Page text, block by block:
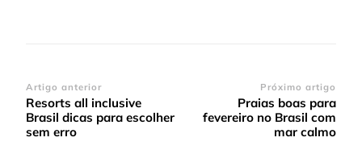
Navegação
de
post
Artigo anterior
Resorts all inclusive
Brasil dicas para escolher
sem erro
Próximo artigo
Praias boas para
fevereiro no Brasil com
mar calmo